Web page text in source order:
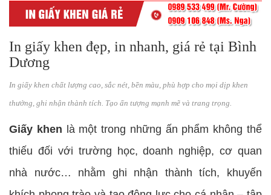
In giấy khen đẹp, in nhanh, giá rẻ tại Bình
Dương
In giấy khen chất lượng cao, sắc nét, bền màu, phù hợp cho mọi dịp khen
thưởng, ghi nhận thành tích. Tạo ấn tượng mạnh mẽ và trang trọng.
Giấy khen là một trong những ấn phẩm không thể
thiếu đối với trường học, doanh nghiệp, cơ quan
nhà nước… nhằm ghi nhận thành tích, khuyến